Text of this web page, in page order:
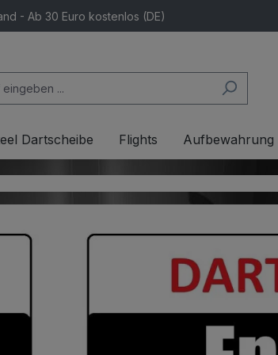
- Ab 30 Euro kostenlos (DE)
Dartscheibe Flights Aufbewahrung